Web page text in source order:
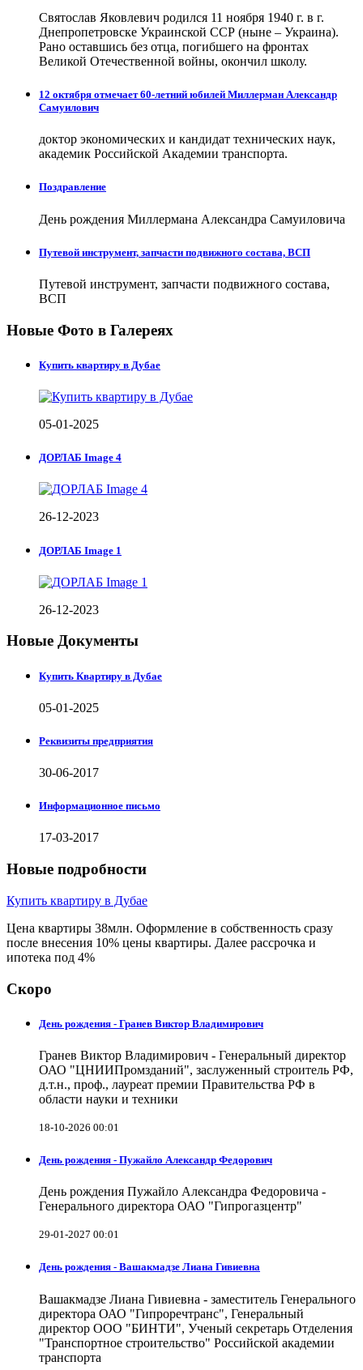
Святослав Яковлевич родился 11 ноября 1940 г. в г.
Днепропетровске Украинской ССР (ныне – Украина).
Рано оставшись без отца, погибшего на фронтах
Великой Отечественной войны, окончил школу.
12 октября отмечает 60-летний юбилей Миллерман Александр
Самуилович
доктор экономических и кандидат технических наук,
академик Российской Академии транспорта.
Поздравление
День рождения Миллермана Александра Самуиловича
Путевой инструмент, запчасти подвижного состава, ВСП
Путевой инструмент, запчасти подвижного состава,
ВСП
Новые Фото в Галереях
Купить квартиру в Дубае
05-01-2025
ДОРЛАБ Image 4
26-12-2023
ДОРЛАБ Image 1
26-12-2023
Новые Документы
Купить Квартиру в Дубае
05-01-2025
Реквизиты предприятия
30-06-2017
Информационное письмо
17-03-2017
Новые подробности
Купить квартиру в Дубае
Цена квартиры 38млн. Оформление в собственность сразу
после внесения 10% цены квартиры. Далее рассрочка и
ипотека под 4%
Скоро
День рождения - Гранев Виктор Владимирович
Гранев Виктор Владимирович - Генеральный директор
ОАО "ЦНИИПромзданий", заслуженный строитель РФ,
д.т.н., проф., лауреат премии Правительства РФ в
области науки и техники
18-10-2026 00:01
День рождения - Пужайло Александр Федорович
День рождения Пужайло Александра Федоровича -
Генерального директора ОАО "Гипрогазцентр"
29-01-2027 00:01
День рождения - Вашакмадзе Лиана Гивиевна
Вашакмадзе Лиана Гивиевна - заместитель Генерального
директора ОАО "Гипроречтранс", Генеральный
директор ООО "БИНТИ", Ученый секретарь Отделения
"Транспортное строительство" Российской академии
транспорта